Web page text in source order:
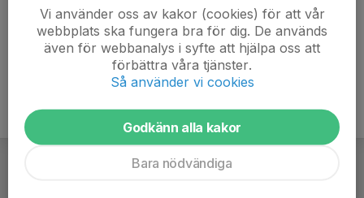
Vi använder oss av kakor (cookies) för att vår
webbplats ska fungera bra för dig. De används
även för webbanalys i syfte att hjälpa oss att
förbättra våra tjänster.
Så använder vi cookies
Godkänn alla kakor
Bara nödvändiga